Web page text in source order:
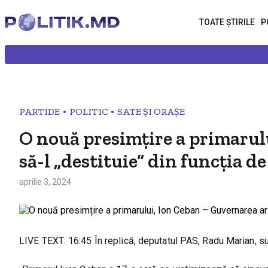
TOATE ȘTIRILE
PARTIDE • POLITIC • SATE ȘI ORAȘE
O nouă presimțire a
să-l „destituie” din funcția
aprilie 3, 2024
LIVE TEXT: 16:45 În replică, deputatul PAS, Radu